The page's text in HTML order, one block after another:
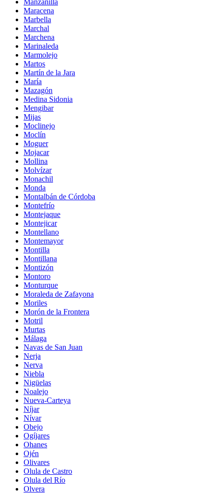
Maracena
Marbella
Marchal
Marchena
Marinaleda
Marmolejo
Martos
Martín de la Jara
María
Mazagón
Medina Sidonia
Mengibar
Mijas
Moclinejo
Moclín
Moguer
Mojacar
Mollina
Molvízar
Monachil
Monda
Montalbán de Córdoba
Montefrío
Montejaque
Montejicar
Montellano
Montemayor
Montilla
Montillana
Montizón
Montoro
Monturque
Moraleda de Zafayona
Moriles
Morón de la Frontera
Motril
Murtas
Málaga
Navas de San Juan
Nerja
Nerva
Niebla
Nigüelas
Noalejo
Nueva-Carteya
Níjar
Nívar
Obejo
Ogíjares
Ohanes
Ojén
Olivares
Olula de Castro
Olula del Río
Olvera